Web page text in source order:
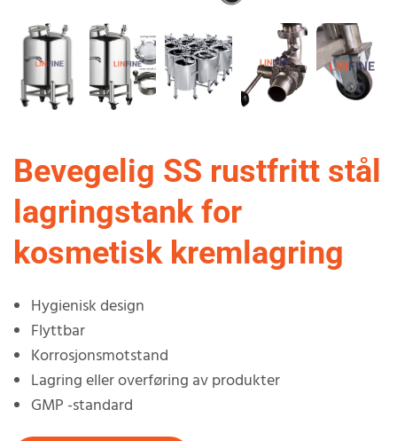
Bevegelig SS rustfritt stål
lagringstank for
kosmetisk kremlagring
Hygienisk design
Flyttbar
Korrosjonsmotstand
Lagring eller overføring av produkter
GMP -standard